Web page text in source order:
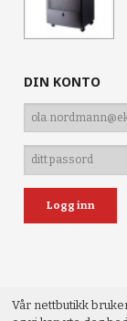
DIN KONTO
Vår nettbutikk